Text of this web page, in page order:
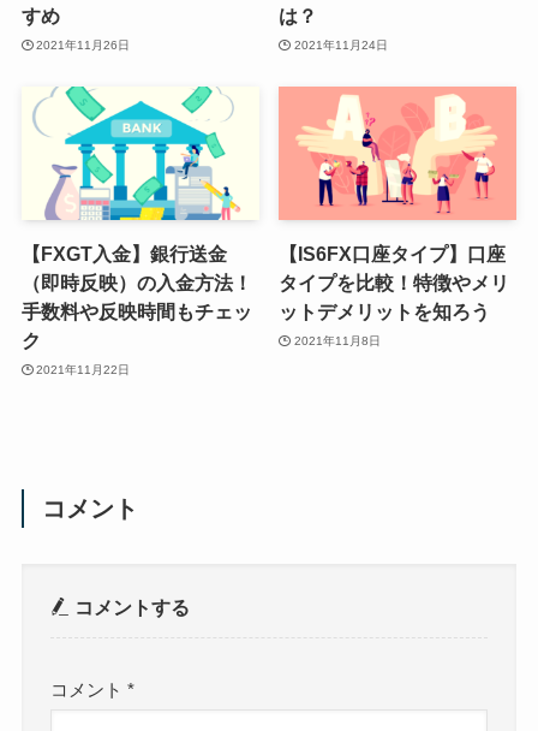
すめ
2021年11月26日
は？
2021年11月24日
【FXGT入金】銀行送金
（即時反映）の入金方法！
手数料や反映時間もチェッ
ク
2021年11月22日
【IS6FX口座タイプ】口座
タイプを比較！特徴やメリ
ットデメリットを知ろう
2021年11月8日
コメント
コメントする
コメント*